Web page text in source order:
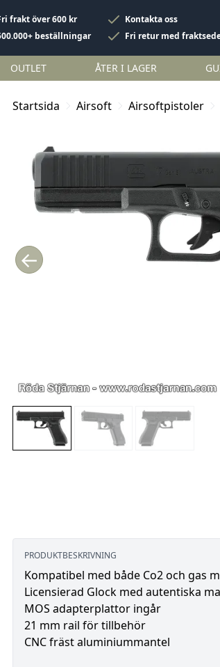
frakt över 600 kr
Kontakta oss
beställningar Fri retur med
OUTLET ÅTER I LAGER
Startsida Airsoft Airsoftpistoler
←
PRODUKTBESKRIVNING
Kompatibel med både Co2 och gas
Licensierad Glock med autentiska
MOS adapterplattor ingår
21 mm rail för tillbehör
CNC fräst aluminiummantel